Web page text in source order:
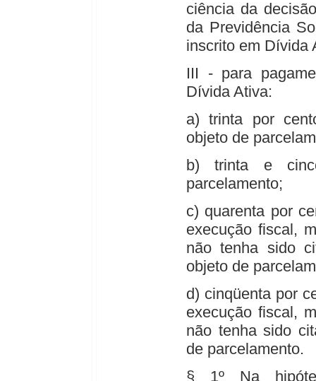
ciência da
da Previdência
inscrito em Dívida
III - para
Dívida Ativa:
a) trinta por
objeto de
b) trinta e
parcelamento;
c) quarenta por
execução fiscal,
não tenha sido
objeto de
d) cinqüenta por
execução fiscal,
não tenha sido
de parcelamento.
§ 1º Na